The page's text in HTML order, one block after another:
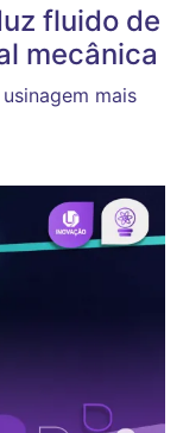
fluido de
mecânica
mais